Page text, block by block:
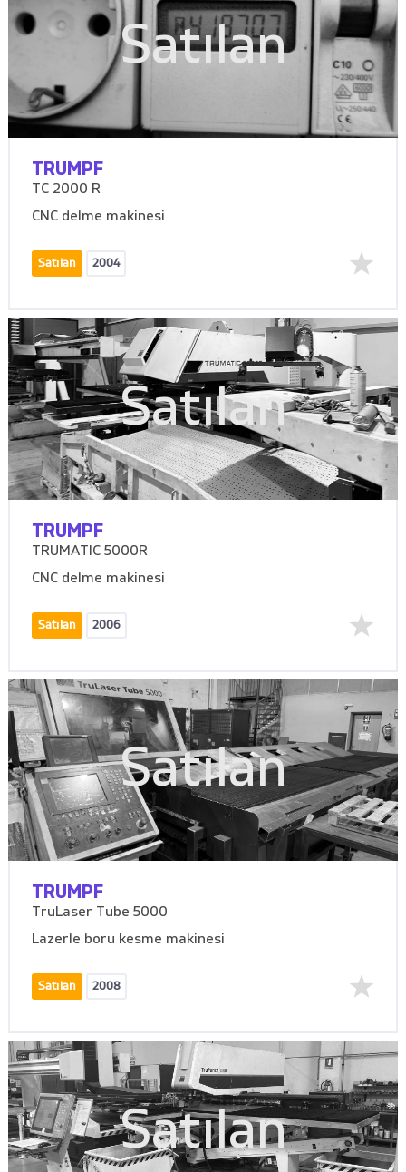
Satılan
TRUMPF
TC 2000 R
CNC delme makinesi
Satılan 2004
Satılan
TRUMPF
TRUMATIC 5000R
CNC delme makinesi
Satılan 2006
Satılan
TRUMPF
TruLaser Tube 5000
Lazerle boru kesme makinesi
Satılan 2008
Satılan